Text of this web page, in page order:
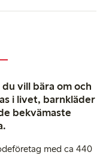
vill bära om och
i livet, barnkläder
bekvämaste
med ca 440